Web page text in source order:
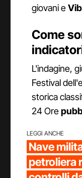
giovani e
Come
L'indagine,
Festival
storica
24 Ore
LEGGI ANCHE
Nave
petroliera